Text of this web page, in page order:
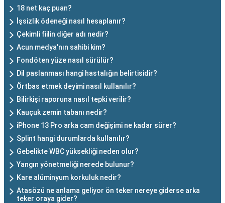
18 net kaç puan?
İşsizlik ödeneği nasıl hesaplanır?
Çekimli fiilin diğer adı nedir?
Acun medya'nın sahibi kim?
Fondöten yüze nasıl sürülür?
Dil paslanması hangi hastalığın belirtisidir?
Örtbas etmek deyimi nasıl kullanılır?
Bilirkişi raporuna nasıl tepki verilir?
Kauçuk zemin tabanı nedir?
iPhone 13 Pro arka cam değişimi ne kadar sürer?
Splint hangi durumlarda kullanılır?
Gebelikte WBC yüksekliği neden olur?
Yangın yönetmeliği nerede bulunur?
Kare alüminyum korkuluk nedir?
Atasözü ne anlama geliyor ön teker nereye giderse arka
teker oraya gider?